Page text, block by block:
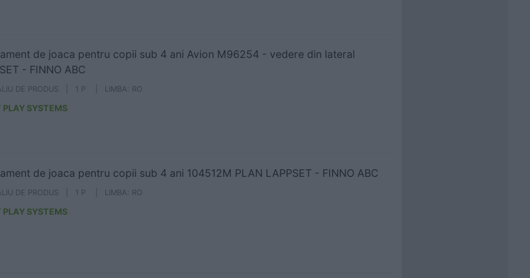
de joaca pentru copii sub 4 ani Avion M96254 - vedere din lateral
- FINNO ABC
DE PRODUS | 1 P | LIMBA: RO
PLAY SYSTEMS
de joaca pentru copii sub 4 ani 104512M PLAN LAPPSET - FINNO ABC
DE PRODUS | 1 P | LIMBA: RO
PLAY SYSTEMS